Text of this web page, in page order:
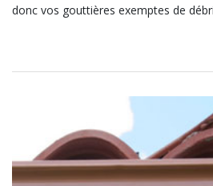
donc vos gouttières exemptes de